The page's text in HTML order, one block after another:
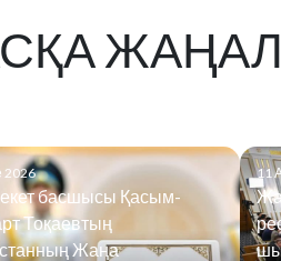
2026
басшысы Қасым-
Тоқаевтың
Жаңа
11